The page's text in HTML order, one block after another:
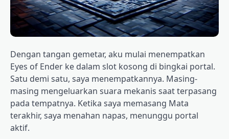
Dengan tangan gemetar, aku mulai menempatkan
Eyes of Ender ke dalam slot kosong di bingkai portal.
Satu demi satu, saya menempatkannya. Masing-
masing mengeluarkan suara mekanis saat terpasang
pada tempatnya. Ketika saya memasang Mata
terakhir, saya menahan napas, menunggu portal
aktif.